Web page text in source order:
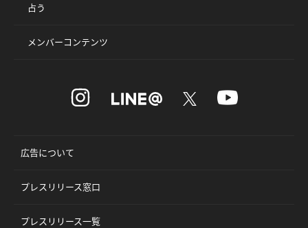
占う
メンバーコンテンツ
広告について
プレスリリース窓口
プレスリリース一覧